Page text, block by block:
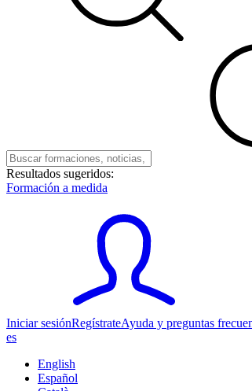
Resultados sugeridos:
Formación a medida
Iniciar sesiónRegístrateAyuda y preguntas
es
English
Español